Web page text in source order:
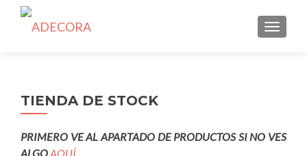
TIENDA DE STOCK
PRIMERO VE AL APARTADO DE PRODUCTOS SI NO VES
ALGOAQUÍ.